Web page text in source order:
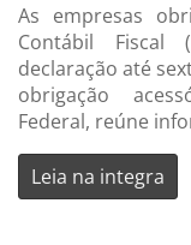
As empresas
Contábil Fiscal
declaração até
obrigação
Federal, reúne
Leia na integra